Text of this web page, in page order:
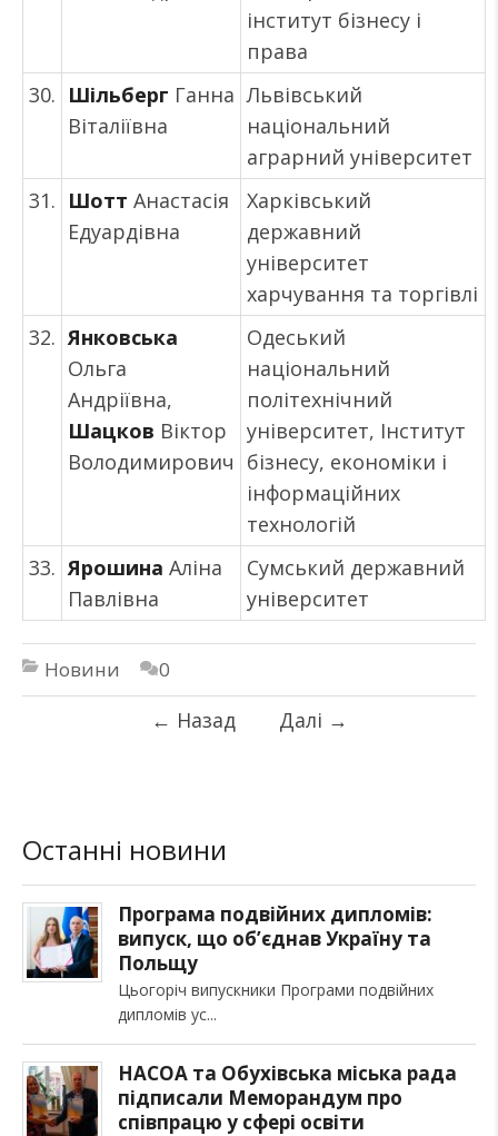
інститут бізнесу і
права
30. Шільберг Ганна
Віталіївна
Львівський
національний
аграрний університет
31. Шотт Анастасія
Едуардівна
Харківський
державний
університет
харчування та торгівлі
32. Янковська
Ольга
Андріївна,
Шацков Віктор
Володимирович
Одеський
національний
політехнічний
університет, Інститут
бізнесу, економіки і
інформаційних
технологій
33. Ярошина Аліна
Павлівна
Сумський державний
університет
Новини 0
← Назад Далі →
Останні новини
Програма подвійних дипломів:
випуск, що об’єднав Україну та
Польщу
Цьогоріч випускники Програми подвійних
дипломів ус
НАСОА та Обухівська міська рада
підписали Меморандум про
співпрацю у сфері освіти